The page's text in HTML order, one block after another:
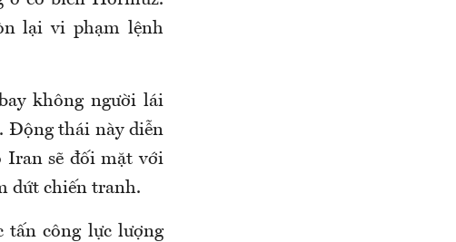
lại vi phạm lệnh
không người lái
Động thái này diễn
Iran sẽ đối mặt với
dứt chiến tranh.
tấn công lực lượng